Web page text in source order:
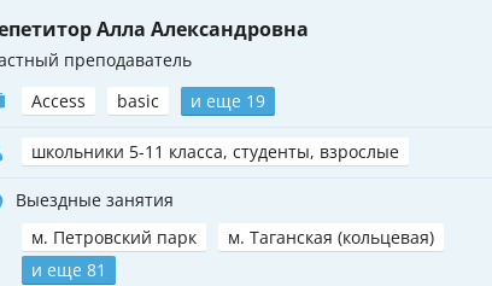
Алла Александровна
преподаватель
Access
basic и еще 19
школьники 5-11 класса, студенты, взрослые
Выездные занятия
м. Петровский парк
м. Таганская (кольцевая)
и еще 81